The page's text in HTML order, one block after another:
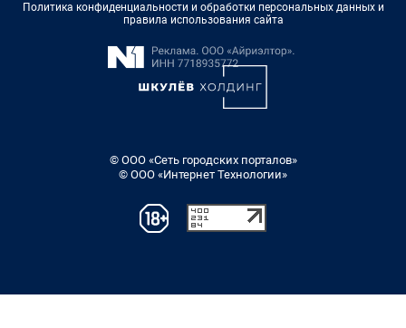
Политика конфиденциальности и обработки персональных данных и
правила использования сайта
© ООО «Сеть городских порталов»
© ООО «Интернет Технологии»